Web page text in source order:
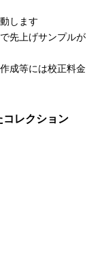
します
先上げサンプルが
成等には校正料金
コレクション